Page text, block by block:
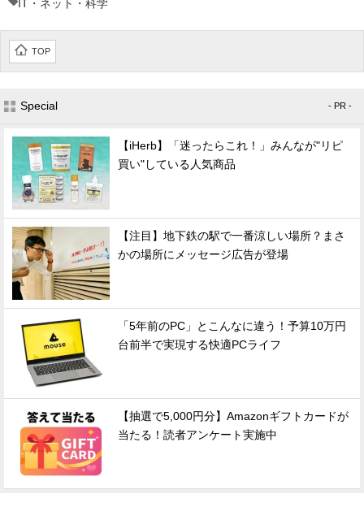
IT・ネット・科学
TOP
Special - PR -
【iHerb】「迷ったらこれ！」みんなが"リピ
買い"している人気商品
【注目】地下鉄の駅で一番涼しい場所？まさ
かの場所にメッセージ広告が登場
「5年前のPC」とこんなに違う！予算10万円
台前半で実現する快適PCライフ
【抽選で5,000円分】Amazonギフトカードが
当たる！読者アンケート実施中